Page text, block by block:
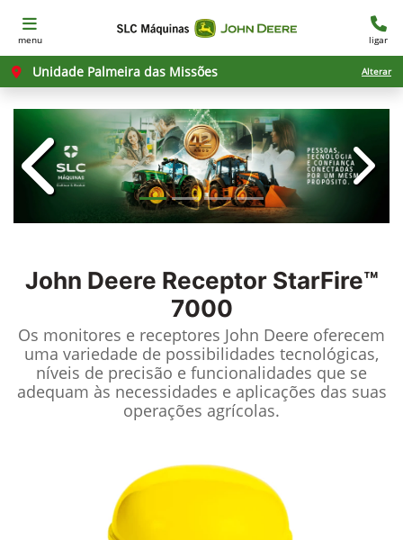
menu ligar
Unidade Palmeira das Missões Alterar
templates.template-
John Deere Receptor StarFire™
7000
Os monitores e receptores John Deere oferecem
uma variedade de possibilidades tecnológicas,
níveis de precisão e funcionalidades que se
adequam às necessidades e aplicações das suas
operações agrícolas.